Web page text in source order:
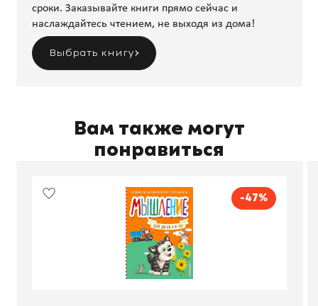
сроки. Заказывайте книги прямо сейчас и
наслаждайтесь чтением, не выходя из дома!
Выбрать книгу
Вам также могут
понравиться
-47%